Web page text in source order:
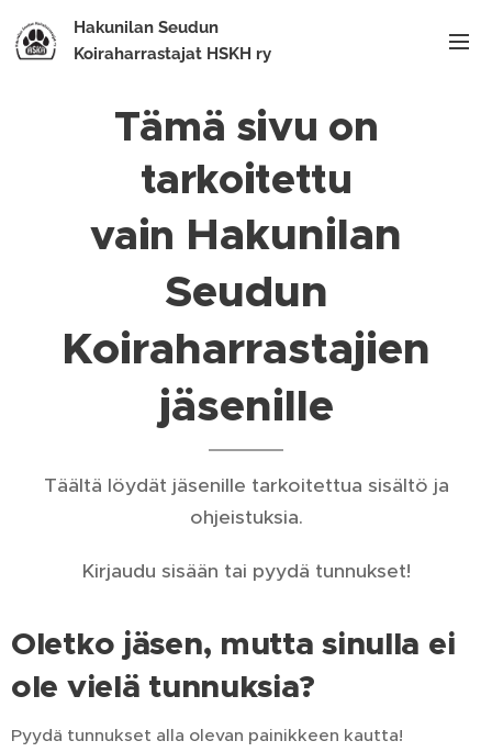
Hakunilan Seudun
Koiraharrastajat HSKH ry
Tämä sivu on
tarkoitettu
vain Hakunilan
Seudun
Koiraharrastajien
jäsenille
Täältä löydät jäsenille tarkoitettua sisältö ja
ohjeistuksia.
Kirjaudu sisään tai pyydä tunnukset!
Oletko jäsen, mutta sinulla ei
ole vielä tunnuksia?
Pyydä tunnukset alla olevan painikkeen kautta!